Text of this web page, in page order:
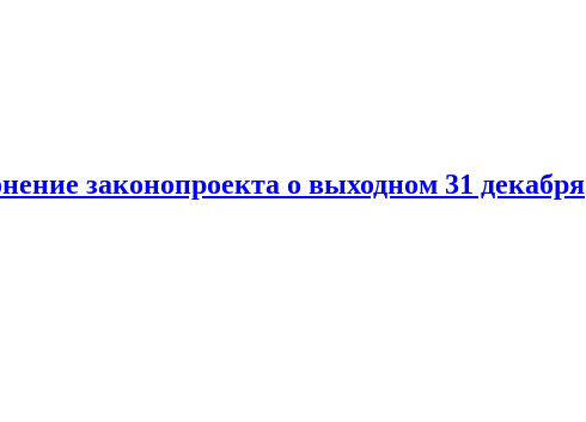
законопроекта о выходном 31 декабря